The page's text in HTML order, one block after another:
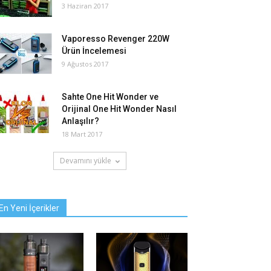
3 Haziran 2017
Vaporesso Revenger 220W
Ürün İncelemesi
9 Ağustos 2017
Sahte One Hit Wonder ve
Orijinal One Hit Wonder Nasıl
Anlaşılır?
18 Mart 2017
Devamını yükle
Yeni İçerikler